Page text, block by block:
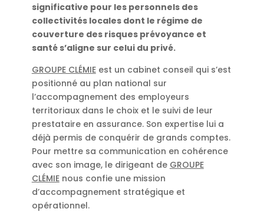
significative pour les personnels des
collectivités locales dont le régime de
couverture des risques prévoyance et
santé s’aligne sur celui du privé.
GROUPE CLÉMIEest un cabinet conseil qui s’est
positionné au plan national sur
l’accompagnement des employeurs
territoriaux dans le choix et le suivi de leur
prestataire en assurance. Son expertise lui a
déjà permis de conquérir de grands comptes.
Pour mettre sa communication en cohérence
avec son image, le dirigeant de GROUPE
CLÉMIEnous confie une mission
d’accompagnement stratégique et
opérationnel.